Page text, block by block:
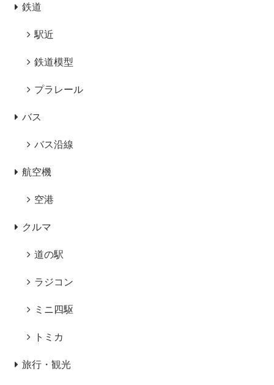
鉄道
駅近
鉄道模型
プラレール
バス
バス沿線
航空機
空港
クルマ
道の駅
ラジコン
ミニ四駆
トミカ
旅行・観光